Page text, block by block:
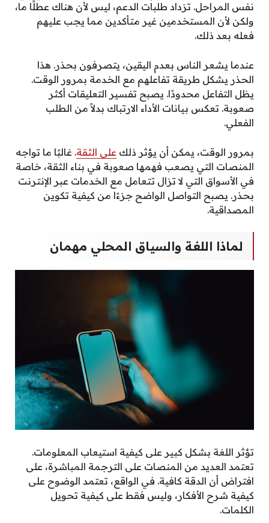
نفس المراحل. تزداد طلبات الدعم، ليس لأن هناك عطلًا ما،
ولكن لأن المستخدمين غير متأكدين مما يجب عليهم
فعله بعد ذلك.
عندما يشعر الناس بعدم اليقين، يتصرفون بحذر. هذا
الحذر يشكل طريقة تفاعلهم مع الخدمة بمرور الوقت.
يظل التفاعل محدودًا. يصبح تفسير التعليقات أكثر
صعوبة. تعكس بيانات الأداء الارتباك بدلاً من الطلب
الفعلي.
بمرور الوقت، يمكن أن يؤثر ذلك على الثقة. غالبًا ما تواجه
المنصات التي يصعب فهمها صعوبة في بناء الثقة، خاصة
في الأسواق التي لا تزال تتعامل مع الخدمات عبر الإنترنت
بحذر. يصبح التواصل الواضح جزءًا من كيفية تكوين
المصداقية.
لماذا اللغة والسياق المحلي مهمان
تؤثر اللغة بشكل كبير على كيفية استيعاب المعلومات.
تعتمد العديد من المنصات على الترجمة المباشرة، على
افتراض أن الدقة كافية. في الواقع، تعتمد الوضوح على
كيفية شرح الأفكار، وليس فقط على كيفية تحويل
الكلمات.